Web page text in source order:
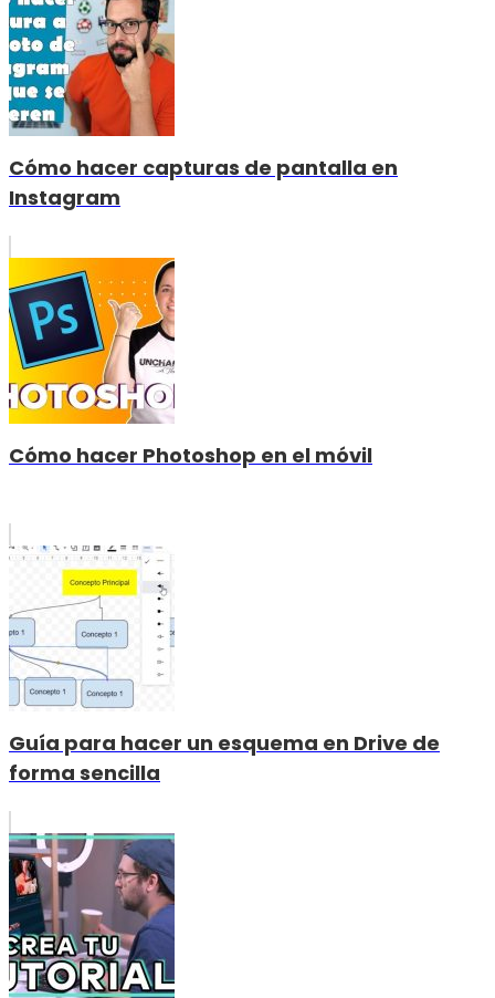
Cómo hacer capturas de pantalla en
Instagram
Cómo hacer Photoshop en el móvil
Guía para hacer un esquema en Drive de
forma sencilla